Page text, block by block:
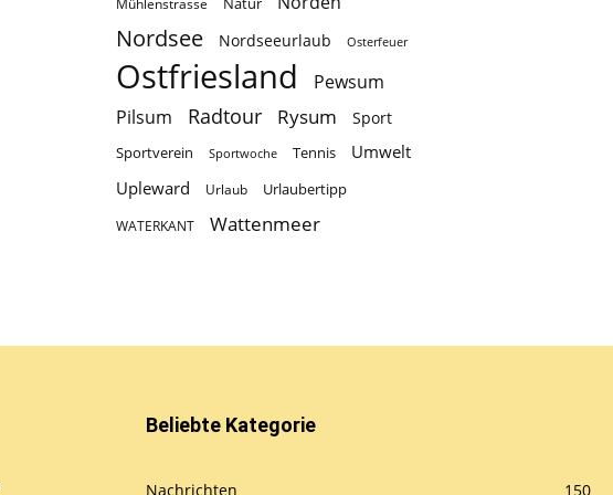
Mühlenstrasse
Nordsee Nordseeurlaub Osterfeuer
Ostfriesland
Pewsum
Pilsum
Radtour Rysum Sport
Sportverein Sportwoche Tennis
Umwelt
Upleward
Urlaub Urlaubertipp
WATERKANT Wattenmeer
Beliebte Kategorie
Nachrichten 150